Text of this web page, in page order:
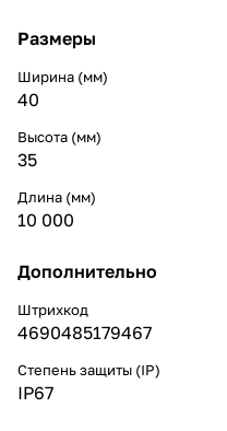
Размеры
Ширина (мм)
40
Высота (мм)
35
Длина (мм)
10 000
Дополнительно
Штрихкод
4690485179467
Степень защиты (IP)
IP67